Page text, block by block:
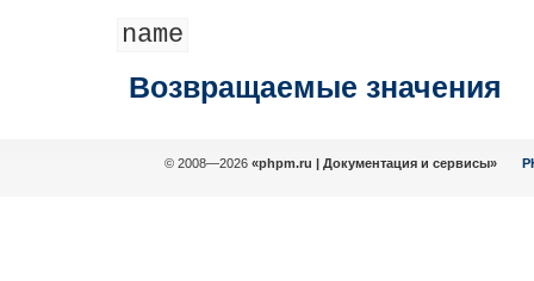
name
Возвращаемые значения
© 2008—2026 «phpm.ru | Документация и сервисы»